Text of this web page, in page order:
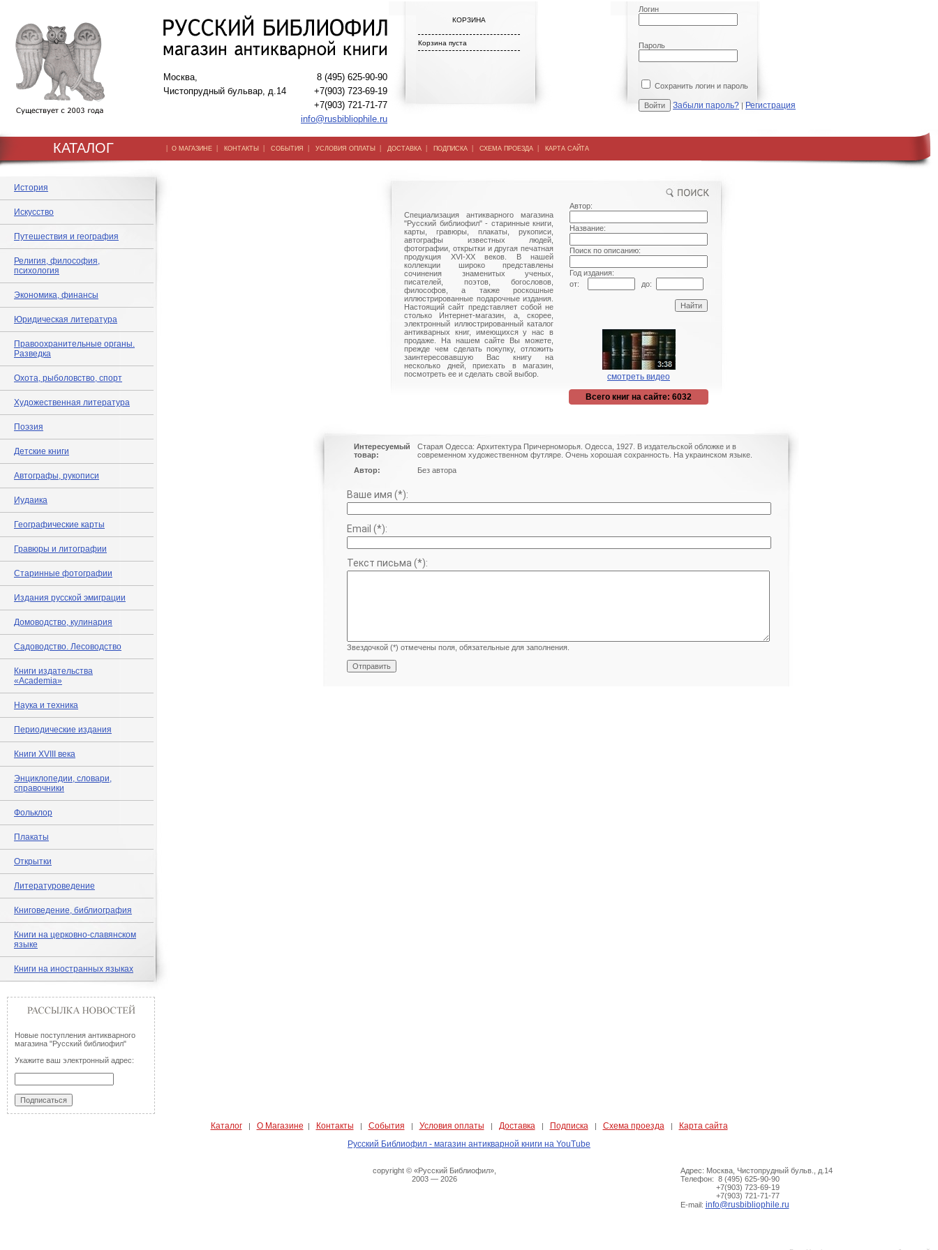
Москва,
Чистопрудный бульвар, д.14
8 (495) 625-90-90
+7(903) 723-69-19
+7(903) 721-71-77
info@rusbibliophile.ru
КОРЗИНА
Корзина пуста
Логин
Пароль
Сохранить логин и пароль
Забыли пароль? | Регистрация
КАТАЛОГ | О МАГАЗИНЕ | КОНТАКТЫ | СОБЫТИЯ | УСЛОВИЯ ОПЛАТЫ | ДОСТАВКА | ПОДПИСКА | СХЕМА ПРОЕЗДА | КАРТА САЙТА
История
Искусство
Путешествия и география
Религия, философия,
психология
Экономика, финансы
Юридическая литература
Правоохранительные органы.
Разведка
Охота, рыболовство, спорт
Художественная литература
Поэзия
Детские книги
Автографы, рукописи
Иудаика
Географические карты
Гравюры и литографии
Старинные фотографии
Издания русской эмиграции
Домоводство, кулинария
Садоводство. Лесоводство
Книги издательства
«Academia»
Наука и техника
Периодические издания
Книги XVIII века
Энциклопедии, словари,
справочники
Фольклор
Плакаты
Открытки
Литературоведение
Книговедение, библиография
Книги на церковно-славянском
языке
Книги на иностранных языках
Новые поступления антикварного
магазина "Русский библиофил"
Укажите ваш электронный адрес:
Специализация антикварного магазина
"Русский библиофил" - старинные книги,
карты, гравюры, плакаты, рукописи,
автографы известных людей,
фотографии, открытки и другая печатная
продукция XVI-XX веков. В нашей
коллекции широко представлены
сочинения знаменитых ученых,
писателей, поэтов, богословов,
философов, а также роскошные
иллюстрированные подарочные издания.
Настоящий сайт представляет собой не
столько Интернет-магазин, а, скорее,
электронный иллюстрированный каталог
антикварных книг, имеющихся у нас в
продаже. На нашем сайте Вы можете,
прежде чем сделать покупку, отложить
заинтересовавшую Вас книгу на
несколько дней, приехать в магазин,
посмотреть ее и сделать свой выбор.
Автор:
Название:
Поиск по описанию:
Год издания:
от:
до:
смотреть видео
Всего книг на сайте: 6032
Интересуемый
товар:
Старая Одесса: Архитектура Причерноморья. Одесса, 1927. В издательской обложке и в
современном художественном футляре. Очень хорошая сохранность. На украинском языке.
Автор:
Без автора
Ваше имя (*):
Email (*):
Текст письма (*):
Звездочкой (*) отмечены поля, обязательные для заполнения.
Каталог| О Магазине | Контакты | События | Условия оплаты | Доставка | Подписка | Схема проезда |
Карта сайта
Русский Библиофил - магазин антикварной книги на YouTube
copyright © «Русский Библиофил»,
2003 — 2026
Адрес: Москва, Чистопрудный бульв., д.14
Телефон: 8 (495) 625-90-90
+7(903) 723-69-19
+7(903) 721-71-77
E-mail: info@rusbibliophile.ru